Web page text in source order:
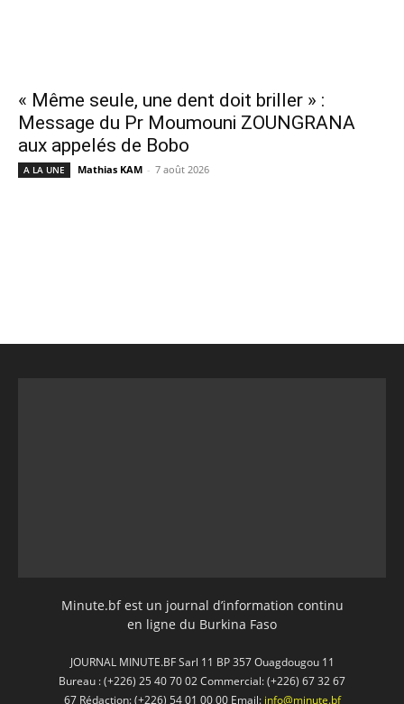
« Même seule, une dent doit briller » :
Message du Pr Moumouni ZOUNGRANA
aux appelés de Bobo
A LA UNE Mathias KAM - 7 août 2026
Minute.bf est un journal d’information continu
en ligne du Burkina Faso
JOURNAL MINUTE.BF Sarl 11 BP 357 Ouagdougou 11
Bureau : (+226) 25 40 70 02 Commercial: (+226) 67 32 67
67 Rédaction: (+226) 54 01 00 00 Email: info@minute.bf